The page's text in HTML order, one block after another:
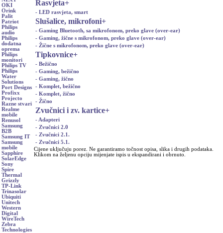
OKI
Orink
Palit
Patriot
Philips
audio
Philips
dodatna
oprema
Philips
monitori
Philips TV
Philips
Water
Solutions
Port Designs
Profixx
Projecto
Razne stvari
Realme
mobile
Renusol
Samsung
B2B
Samsung IT
Samsung
mobile
Sapphire
SolarEdge
Sony
Spire
Thermal
Grizzly
TP-Link
Trinasolar
Ubiquiti
Unitech
Western
Digital
WireTech
Zebra
Technologies
Rasvjeta+
- LED rasvjeta, smart
Slušalice, mikrofoni+
- Gaming Bluetooth, sa mikrofonom, preko glave (over-ear)
- Gaming, žične s mikrofonom, preko glave (over-ear)
- Žične s mikrofonom, preko glave (over-ear)
Tipkovnice+
- Bežično
- Gaming, bežično
- Gaming, žično
- Komplet, bežično
- Komplet, žično
- Žično
Zvučnici i zv. kartice+
- Adapteri
- Zvučnici 2.0
- Zvučnici 2.1.
- Zvučnici 5.1.
Cijene uključuju porez. Ne garantiramo točnost opisa, slika i drugih podataka.
Klikom na željenu opciju mijenjate ispis u ekspandirani i obrnuto.